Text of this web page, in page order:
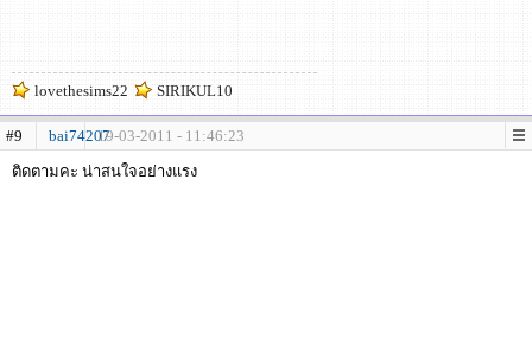
lovethesims22 SIRIKUL10
#9 bai7420719-03-2011 - 11:46:23
ติดตามคะ น่าสนใจอย่างแรง